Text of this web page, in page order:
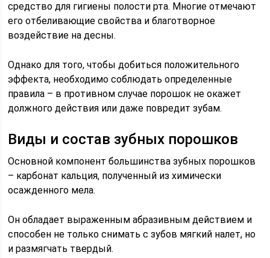
средство для гигиены полости рта. Многие отмечают
его отбеливающие свойства и благотворное
воздействие на десны.
Однако для того, чтобы добиться положительного
эффекта, необходимо соблюдать определенные
правила – в противном случае порошок не окажет
должного действия или даже повредит зубам.
Виды и состав зубных порошков
Основной компонент большинства зубных порошков
– карбонат кальция, полученный из химически
осажденного мела.
Он обладает выраженным абразивным действием и
способен не только снимать с зубов мягкий налет, но
и размягчать твердый.